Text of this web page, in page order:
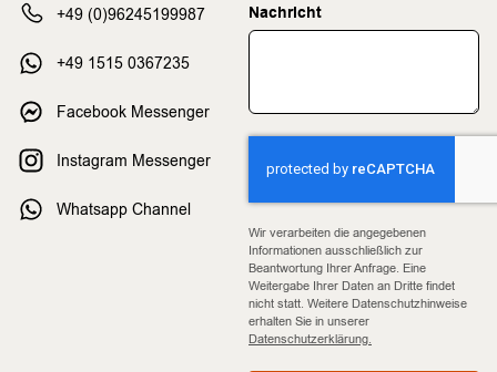
+49 (0)96245199987
+49 1515 0367235
Facebook Messenger
Instagram Messenger
Whatsapp Channel
Nachricht
Wir verarbeiten die angegebenen
Informationen ausschließlich zur
Beantwortung Ihrer Anfrage. Eine
Weitergabe Ihrer Daten an Dritte findet
nicht statt. Weitere Datenschutzhinweise
erhalten Sie in unserer
Datenschutzerklärung.